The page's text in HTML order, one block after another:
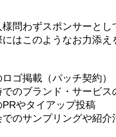
問わずスポンサーと
はこのようなお力添
ゴ掲載（パッチ契約）
でのブランド・サービス
PRやタイアップ投稿
でのサンプリングや紹介